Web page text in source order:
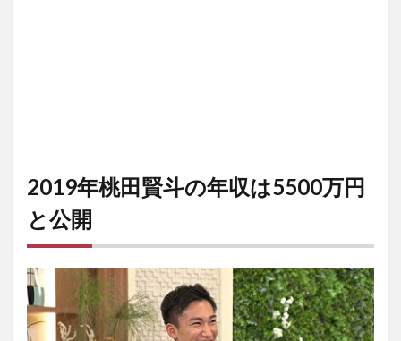
2019年桃田賢斗の年収は5500万円
と公開